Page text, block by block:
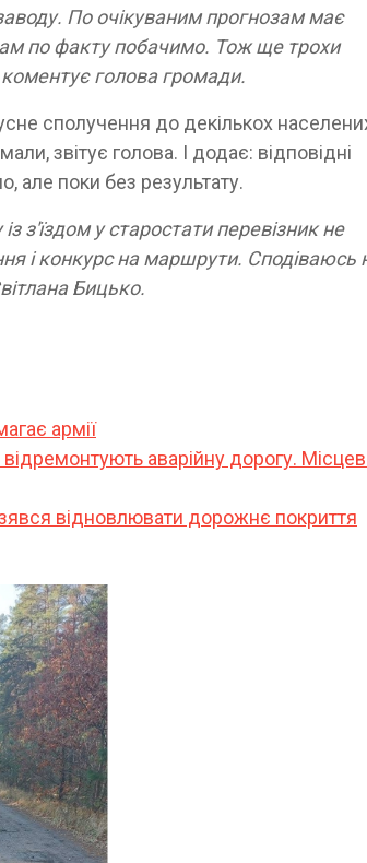
По очікуваним прогнозам має
по факту побачимо. Тож ще трохи
голова громади.
сполучення до декількох
звітує голова. І додає: відповідні
але поки без результату.
з'їздом у старостати перевізник не
і конкурс на маршрути. Сподіваюсь
Бицько.
армії
аварійну дорогу.
відновлювати дорожнє покриття